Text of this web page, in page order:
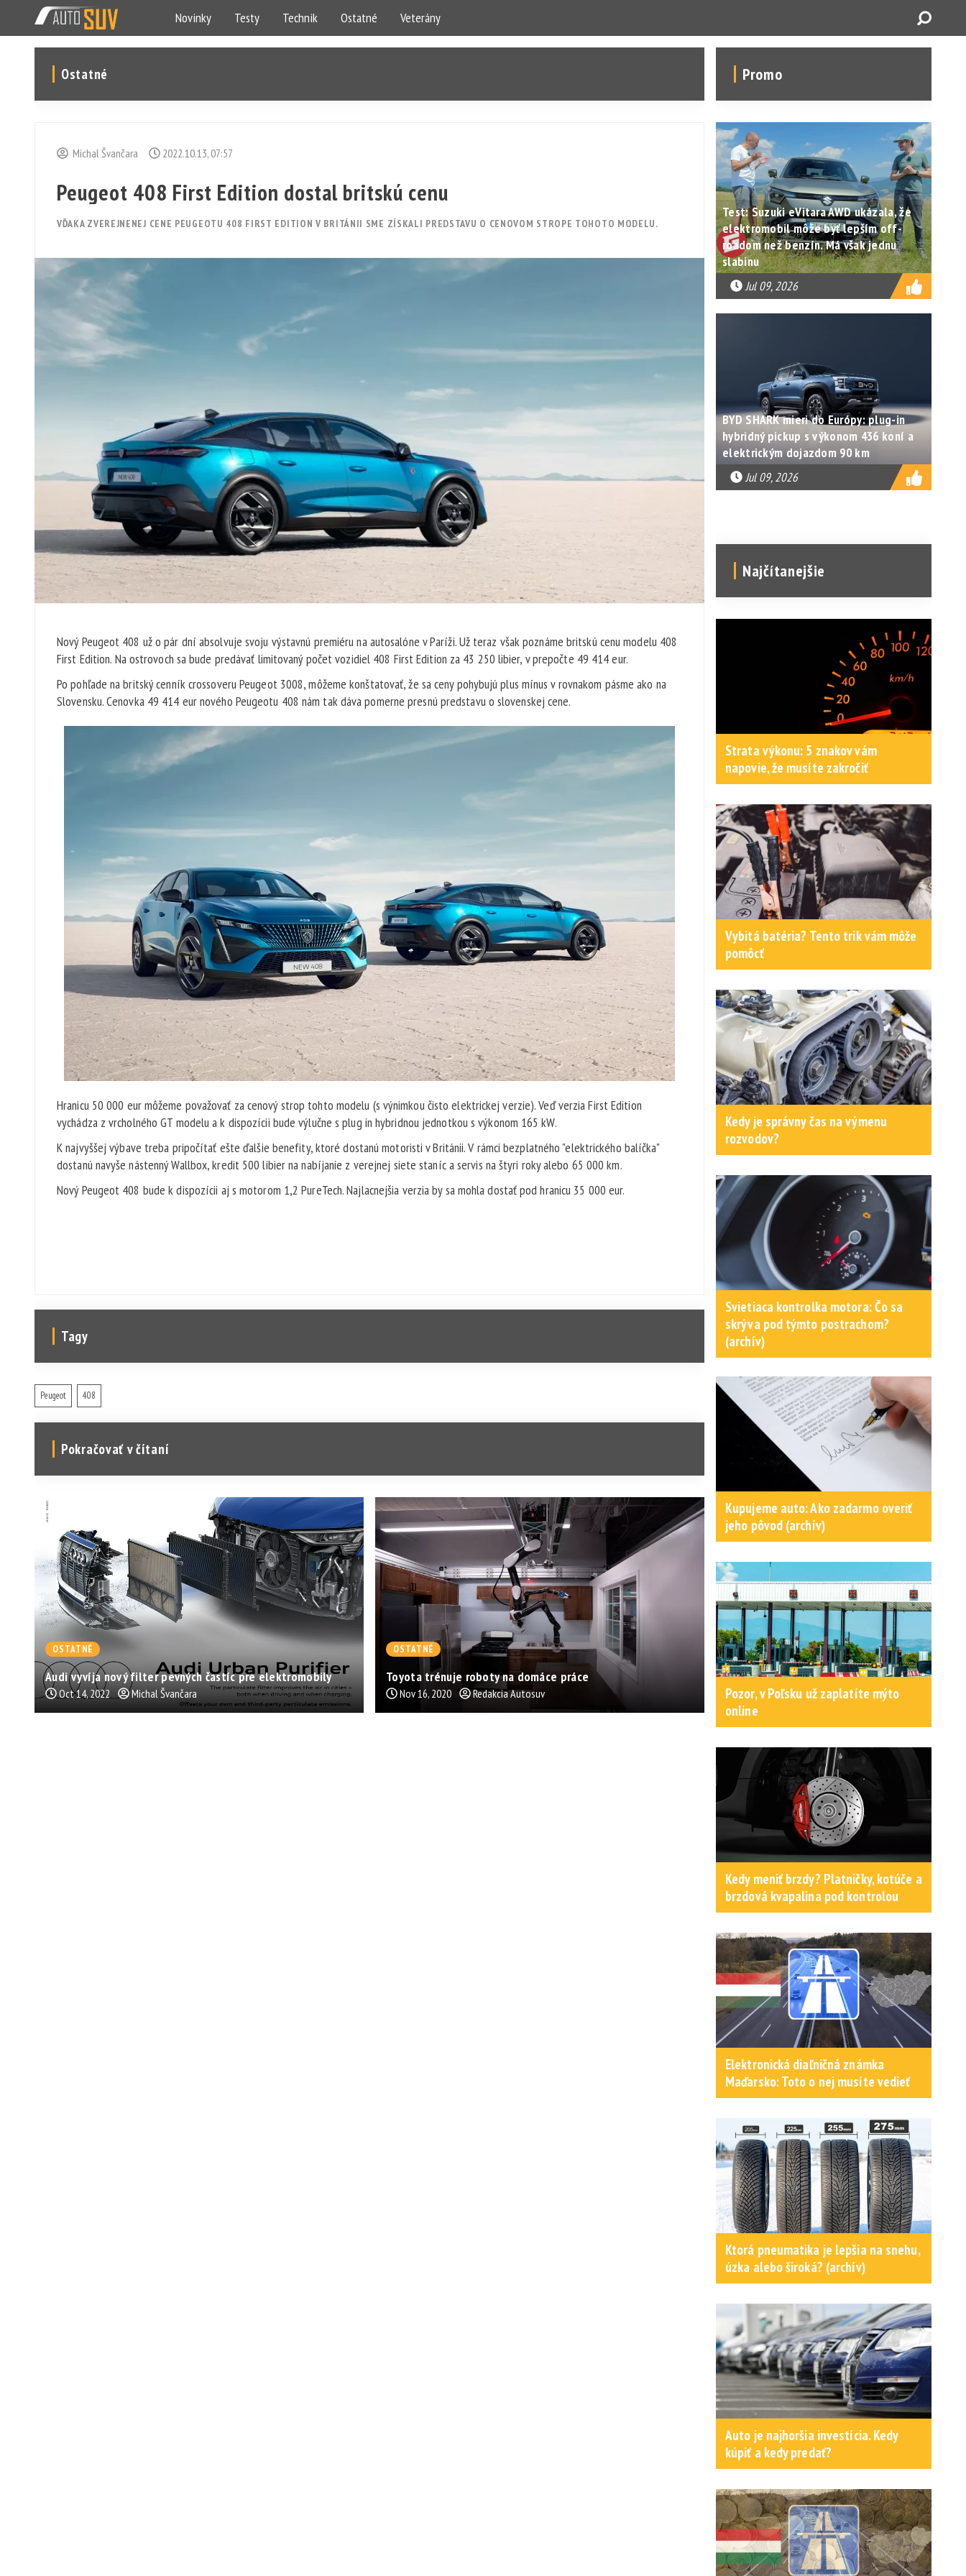
Novinky Testy Technik Ostatné Veterány
Ostatné
Michal Švančara 2022.10.13, 07:57
Peugeot 408 First Edition dostal britskú cenu
VĎAKA ZVEREJNENEJ CENE PEUGEOTU 408 FIRST EDITION V BRITÁNII SME ZÍSKALI PREDSTAVU O CENOVOM STROPE TOHOTO MODELU.
Nový Peugeot 408 už o pár dní absolvuje svoju výstavnú premiéru na autosalóne v Paríži. Už teraz však poznáme britskú cenu modelu 408
First Edition. Na ostrovoch sa bude predávať limitovaný počet vozidiel 408 First Edition za 43 250 libier, v prepočte 49 414 eur.
Po pohľade na britský cenník crossoveru Peugeot 3008, môžeme konštatovať, že sa ceny pohybujú plus mínus v rovnakom pásme ako na
Slovensku. Cenovka 49 414 eur nového Peugeotu 408 nám tak dáva pomerne presnú predstavu o slovenskej cene.
Hranicu 50 000 eur môžeme považovať za cenový strop tohto modelu (s výnimkou čisto elektrickej verzie). Veď verzia First Edition
vychádza z vrcholného GT modelu a k dispozícii bude výlučne s plug in hybridnou jednotkou s výkonom 165 kW.
K najvyššej výbave treba pripočítať ešte ďalšie benefity, ktoré dostanú motoristi v Británii. V rámci bezplatného "elektrického balíčka"
dostanú navyše nástenný Wallbox, kredit 500 libier na nabíjanie z verejnej siete staníc a servis na štyri roky alebo 65 000 km.
Nový Peugeot 408 bude k dispozícii aj s motorom 1,2 PureTech. Najlacnejšia verzia by sa mohla dostať pod hranicu 35 000 eur.
Tagy
Peugeot 408
Pokračovať v čítaní
OSTATNÉ
Audi vyvíja nový filter pevných častíc pre elektromobily
Oct 14, 2022 Michal Švančara
OSTATNÉ
Toyota trénuje roboty na domáce práce
Nov 16, 2020 Redakcia Autosuv
Promo
Test: Suzuki eVitara AWD ukázala, že
elektromobil môže byť lepším off-
roadom než benzín. Má však jednu
slabinu
Jul 09, 2026
BYD SHARK mieri do Európy: plug-in
hybridný pickup s výkonom 436 koní a
elektrickým dojazdom 90 km
Jul 09, 2026
Najčítanejšie
Strata výkonu: 5 znakov vám
napovie, že musíte zakročiť
Vybitá batéria? Tento trik vám môže
pomôcť
Kedy je správny čas na výmenu
rozvodov?
Svietiaca kontrolka motora: Čo sa
skrýva pod týmto postrachom?
(archív)
Kupujeme auto: Ako zadarmo overiť
jeho pôvod (archív)
Pozor, v Poľsku už zaplatíte mýto
online
Kedy meniť brzdy? Platničky, kotúče a
brzdová kvapalina pod kontrolou
Elektronická diaľničná známka
Maďarsko: Toto o nej musíte vedieť
Ktorá pneumatika je lepšia na snehu,
úzka alebo široká? (archív)
Auto je najhoršia investícia. Kedy
kúpiť a kedy predať?